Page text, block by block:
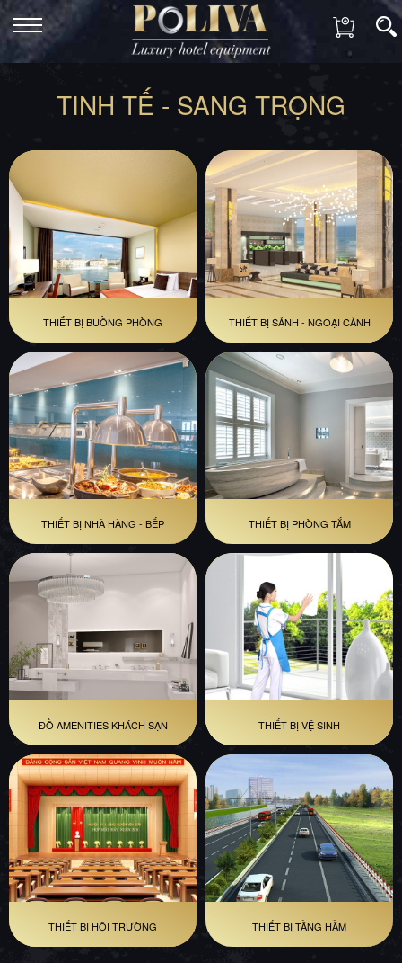
TINH TẾ - SANG TRỌNG
THIẾT BỊ BUỒNG PHÒNG THIẾT BỊ SẢNH - NGOẠI CẢNH
THIẾT BỊ NHÀ HÀNG - BẾP THIẾT BỊ PHÒNG TẮM
ĐỒ AMENITIES KHÁCH SẠN THIẾT BỊ VỆ SINH
THIẾT BỊ HỘI TRƯỜNG THIẾT BỊ TẦNG HẦM